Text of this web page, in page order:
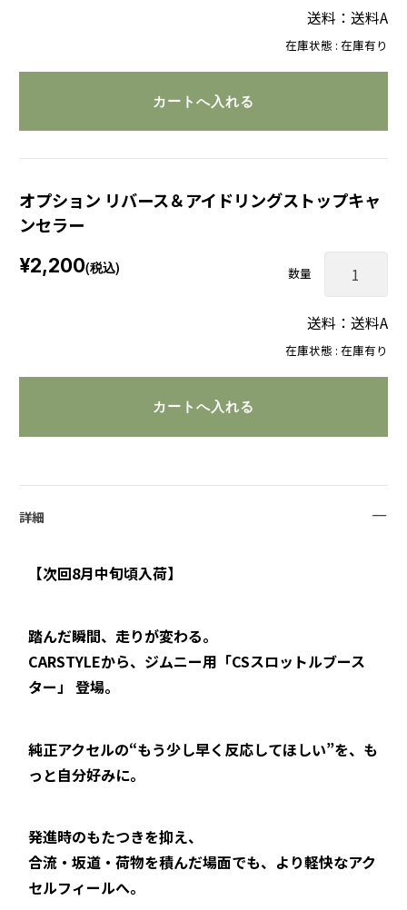
在庫状態 : 在庫有り
送料：送料A
オプション リバース＆アイドリングストップキャ
ンセラー
在庫状態 : 在庫有り
¥2,200(税込) 数量
送料：送料A
詳細
【次回8月中旬頃入荷】
踏んだ瞬間、走りが変わる。
CARSTYLEから、ジムニー用「CSスロットルブース
ター」 登場。
純正アクセルの“もう少し早く反応してほしい”を、も
っと自分好みに。
発進時のもたつきを抑え、
合流・坂道・荷物を積んだ場面でも、より軽快なアク
セルフィールへ。